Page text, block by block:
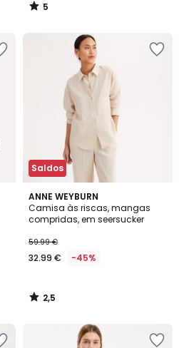
5
/
Saldos
ANNE WEYBURN
Camisa às riscas, mangas
compridas, em seersucker
59.99 €
32.99 € -45%
2,5
/ 5
2,5
/